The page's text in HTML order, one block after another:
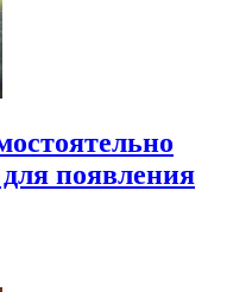
появления